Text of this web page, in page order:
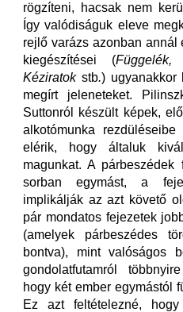
rögzíteni, hacsak nem
Így valódiságuk eleve
rejlő varázs azonban annál
kiegészítései (
Kéziratok stb.) ugyanakkor
megírt jeleneteket.
Suttonról készült képek,
alkotómunka
elérik, hogy általuk
magunkat. A párbeszédek
sorban egymást, a
implikálják az azt követő
pár mondatos fejezetek
(amelyek párbeszédes
bontva), mint valóságos
gondolatfutamról
hogy két ember egymástól
Ez azt feltételezné,